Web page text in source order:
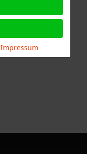
Impressum